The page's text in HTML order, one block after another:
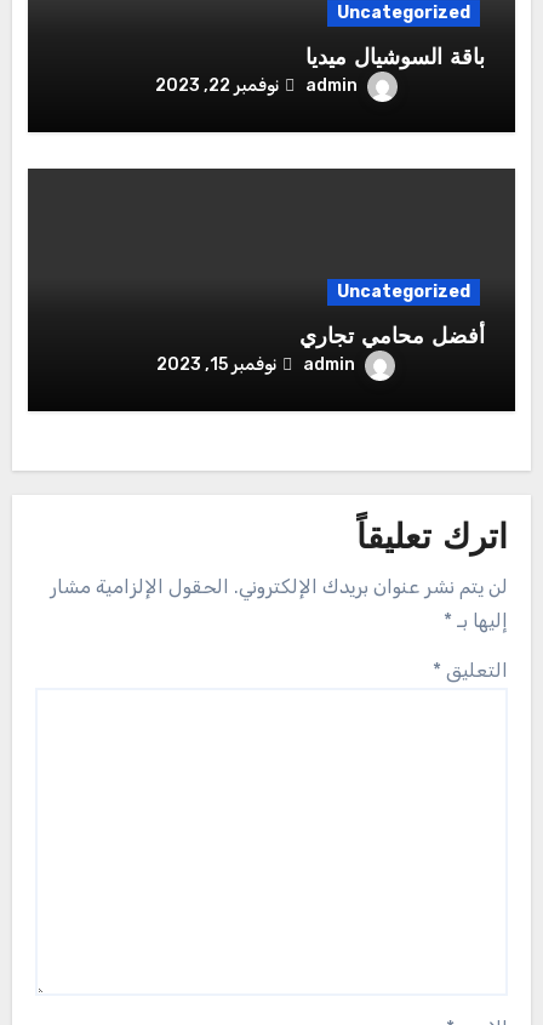
Uncategorized
باقة السوشيال ميديا
admin نوفمبر 22, 2023
Uncategorized
أفضل محامي تجاري
admin نوفمبر 15, 2023
اترك تعليقاً
لن يتم نشر عنوان بريدك الإلكتروني. الحقول الإلزامية مشار
إليها بـ *
التعليق *